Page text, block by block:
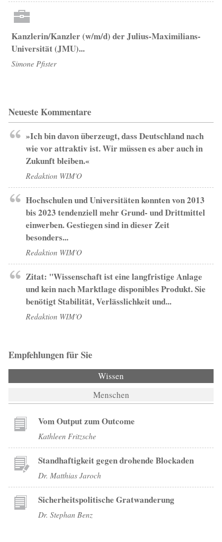
Kanzlerin/Kanzler (w/m/d) der Julius-Maximilians-
Universität (JMU)...
Simone Pfister
Neueste Kommentare
»Ich bin davon überzeugt, dass Deutschland nach
wie vor attraktiv ist. Wir müssen es aber auch in
Zukunft bleiben.«
Redaktion WIM'O
Hochschulen und Universitäten konnten von 2013
bis 2023 tendenziell mehr Grund- und Drittmittel
einwerben. Gestiegen sind in dieser Zeit
besonders...
Redaktion WIM'O
Zitat: "Wissenschaft ist eine langfristige Anlage
und kein nach Marktlage disponibles Produkt. Sie
benötigt Stabilität, Verlässlichkeit und...
Redaktion WIM'O
Empfehlungen für Sie
Wissen
Menschen
Vom Output zum Outcome
Kathleen Fritzsche
Standhaftigkeit gegen drohende Blockaden
Dr. Matthias Jaroch
Sicherheitspolitische Gratwanderung
Dr. Stephan Benz